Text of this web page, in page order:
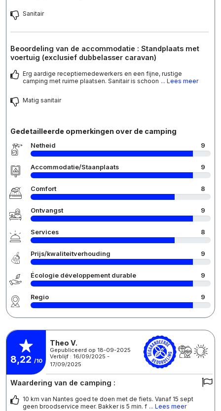
Sanitair
Beoordeling van de accommodatie : Standplaats met
voertuig (exclusief dubbelasser caravan)
Erg aardige receptiemedewerkers en een fijne, rustige
camping met ruime plaatsen. Sanitair is schoon ... Lees meer
Matig sanitair
Gedetailleerde opmerkingen over de camping
Netheid 9
Accommodatie/Staanplaats 9
Comfort 8
Ontvangst 9
Services 8
Prijs/kwaliteitverhouding 9
Écologie développement durable 9
Regio 9
8,22 /10
Theo V.
Gepubliceerd op 18-09-2025
Verblijf : 16/09/2025 -
17/09/2025
Waardering van de camping :
10 km van Nantes goed te doen met de fiets. Vanaf 15 sept
geen broodservice meer. Bakker is 5 min. f ... Lees meer